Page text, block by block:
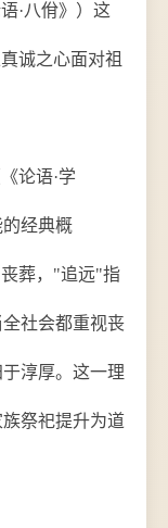
·八佾》）这
诚之心面对祖
论语·学
经典概
葬，"追远"指
社会都重视丧
淳厚。这一理
祭祀提升为道